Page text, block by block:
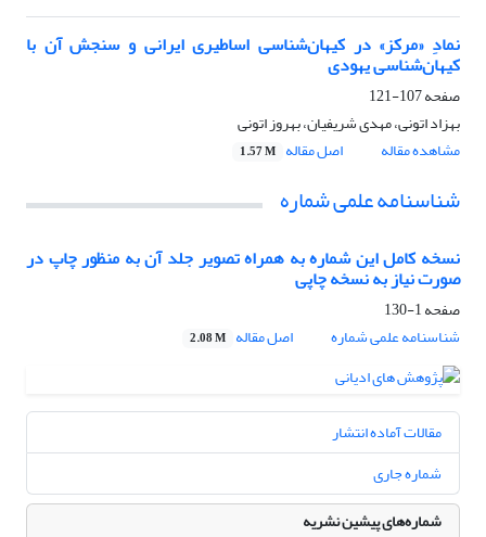
نمادِ «مرکز» در کیهان‌شناسی اساطیری ایرانی و سنجش آن با
کیهان‌شناسی یهودی
صفحه107-121
بهزاد اتونی، مهدی شریفیان، بهروز اتونی
مشاهده مقاله
اصل مقاله 1.57 M
شناسنامه علمی شماره
نسخه کامل این شماره به همراه تصویر جلد آن به منظور چاپ در
صورت نیاز به نسخه چاپی
صفحه1-130
شناسنامه علمی شماره
اصل مقاله 2.08 M
مقالات آماده انتشار
شماره جاری
شماره‌های پیشین نشریه